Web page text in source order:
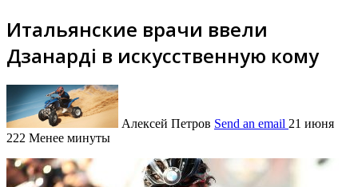
Итальянские врачи ввели
Дзанарді в искусственную кому
Алексей Петров Send an email 21 июня
222 Менее минуты